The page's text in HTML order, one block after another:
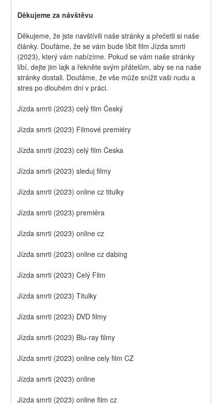
Děkujeme za návštěvu
Děkujeme, že jste navštívili naše stránky a přečetli si naše
články. Doufáme, že se vám bude líbit film Jízda smrti
(2023), který vám nabízíme. Pokud se vám naše stránky
líbí, dejte jim lajk a řekněte svým přátelům, aby se na naše
stránky dostali. Doufáme, že vše může snížit vaši nudu a
stres po dlouhém dni v práci.
Jízda smrti (2023) celý film Český
Jízda smrti (2023) Filmové premiéry
Jízda smrti (2023) celý film Česka
Jízda smrti (2023) sleduj filmy
Jízda smrti (2023) online cz titulky
Jízda smrti (2023) premiéra
Jízda smrti (2023) online cz
Jízda smrti (2023) online cz dabing
Jízda smrti (2023) Celý Film
Jízda smrti (2023) Titulky
Jízda smrti (2023) DVD filmy
Jízda smrti (2023) Blu-ray filmy
Jízda smrti (2023) online cely film CZ
Jízda smrti (2023) online
Jízda smrti (2023) online film cz